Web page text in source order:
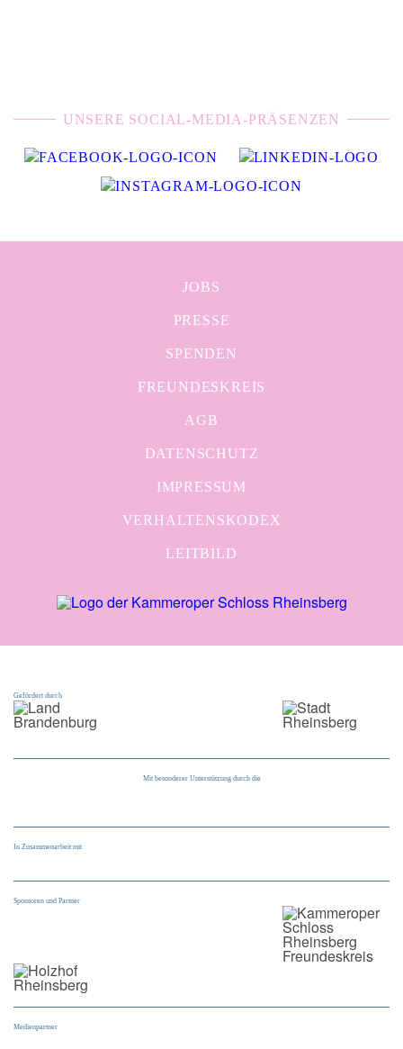
UNSERE SOCIAL-MEDIA-PRÄSENZEN
JOBS
PRESSE
SPENDEN
FREUNDESKREIS
AGB
DATENSCHUTZ
IMPRESSUM
VERHALTENSKODEX
LEITBILD
Gefördert durch
Mit besonderer Unterstützung durch die
In Zusammenarbeit mit
Sponsoren und Partner
Medienpartner